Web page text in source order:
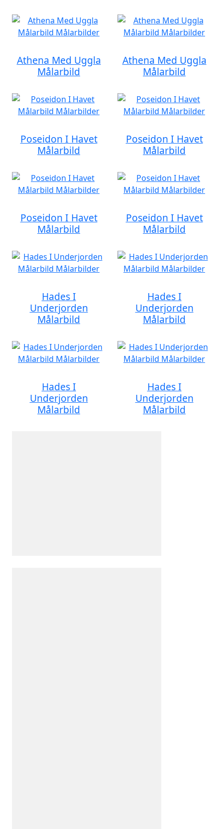
Athena Med Uggla
Målarbild
Athena Med Uggla
Målarbild
Poseidon I Havet
Målarbild
Poseidon I Havet
Målarbild
Poseidon I Havet
Målarbild
Poseidon I Havet
Målarbild
Hades I
Underjorden
Målarbild
Hades I
Underjorden
Målarbild
Hades I
Underjorden
Målarbild
Hades I
Underjorden
Målarbild